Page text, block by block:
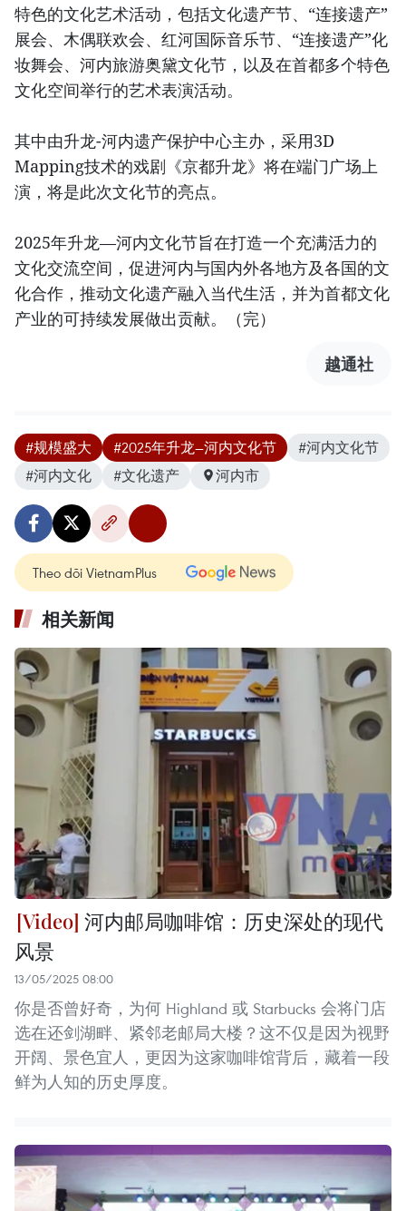
特色的文化艺术活动，包括文化遗产节、“连接遗产”
展会、木偶联欢会、红河国际音乐节、“连接遗产”化
妆舞会、河内旅游奥黛文化节，以及在首都多个特色
文化空间举行的艺术表演活动。
其中由升龙-河内遗产保护中心主办，采用3D
Mapping技术的戏剧《京都升龙》将在端门广场上
演，将是此次文化节的亮点。
2025年升龙—河内文化节旨在打造一个充满活力的
文化交流空间，促进河内与国内外各地方及各国的文
化合作，推动文化遗产融入当代生活，并为首都文化
产业的可持续发展做出贡献。（完）
越通社
#规模盛大 #2025年升龙—河内文化节
#河内文化节
#河内文化
#文化遗产 河内市
Theo dõi VietnamPlus
相关新闻
河内邮局咖啡馆：历史深处的现代
风景
13/05/2025 08:00
你是否曾好奇，为何 Highland 或 Starbucks 会将门店
选在还剑湖畔、紧邻老邮局大楼？这不仅是因为视野
开阔、景色宜人，更因为这家咖啡馆背后，藏着一段
鲜为人知的历史厚度。